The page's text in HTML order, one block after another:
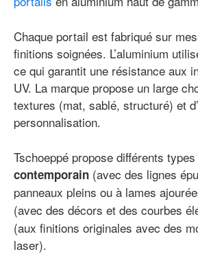
Chaque portail est fabriqué sur
finitions soignées. L’aluminium
ce qui garantit une résistance aux
UV. La marque propose un large
textures (mat, sablé, structuré) et
personnalisation.
Tschoeppé propose différents
contemporain (avec des lignes
panneaux pleins ou à lames
(avec des décors et des courbes
(aux finitions originales avec des
laser).